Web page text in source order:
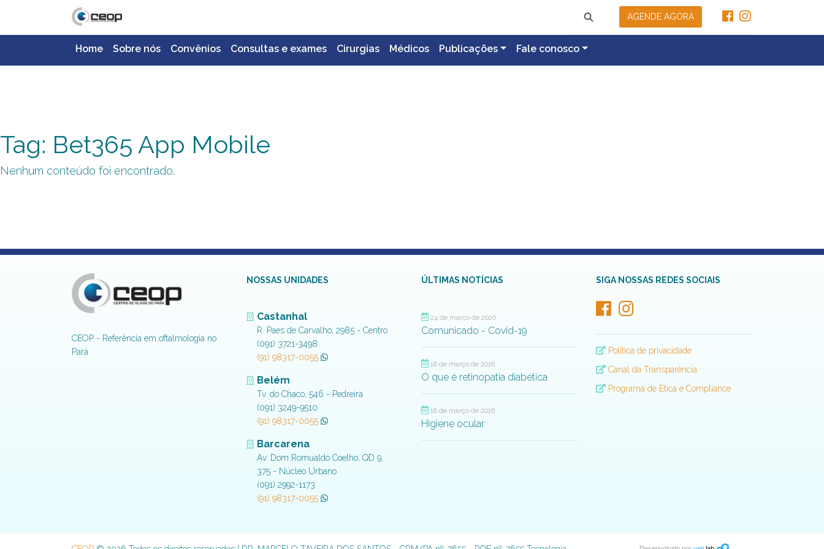
AGENDE AGORA
Home Sobre nós Convênios Consultas e exames Cirurgias Médicos Publicações Fale conosco
Tag: Bet365 App Mobile
Nenhum conteúdo foi encontrado.
CEOP - Referência em oftalmologia no
Pará.
NOSSAS UNIDADES
Castanhal
R. Paes de Carvalho, 2985 - Centro
(091) 3721-3498
(91) 98317-0055
Belém
Tv. do Chaco, 546 - Pedreira
(091) 3249-9510
(91) 98317-0055
Barcarena
Av. Dom Romualdo Coelho, QD 9,
375 - Núcleo Urbano
(091) 2992-1173
(91) 98317-0055
ÚLTIMAS NOTÍCIAS
24 de março de 2020
Comunicado - Covid-19
16 de março de 2016
O que é retinopatia diabética
16 de março de 2016
Higiene ocular
SIGA NOSSAS REDES SOCIAIS
Política de privacidade
Canal da Transparência
Programa de Ética e Compliance